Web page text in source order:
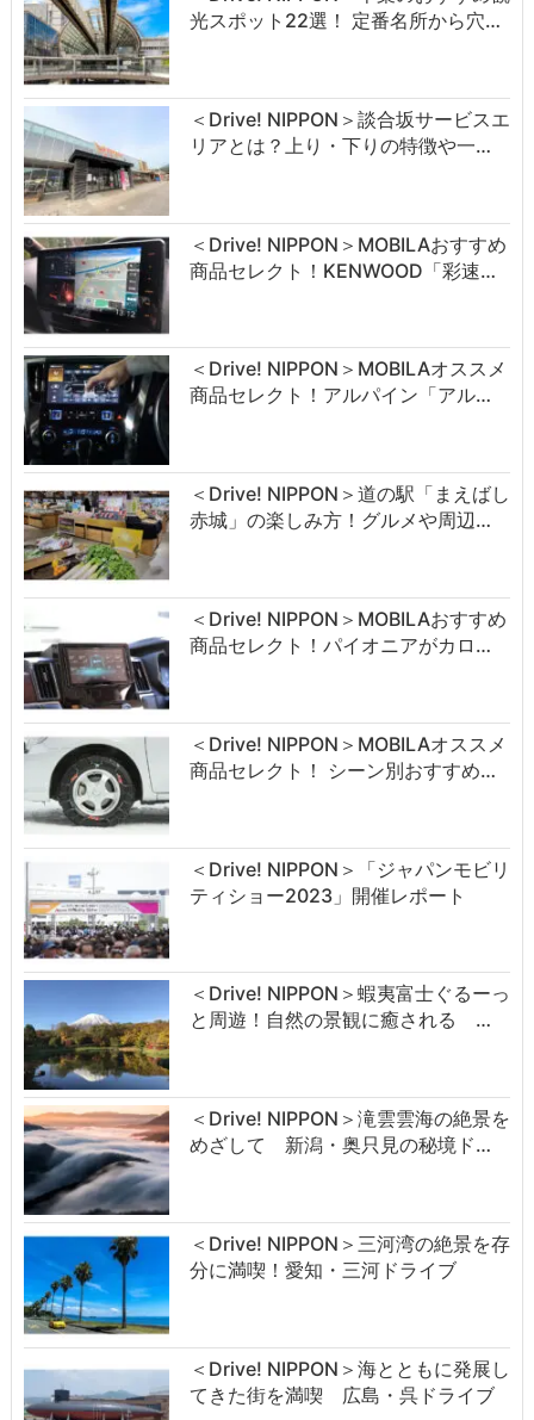
光スポット22選！ 定番名所から穴…
＜Drive! NIPPON＞談合坂サービスエ
リアとは？上り・下りの特徴や一…
＜Drive! NIPPON＞MOBILAおすすめ
商品セレクト！KENWOOD「彩速…
＜Drive! NIPPON＞MOBILAオススメ
商品セレクト！アルパイン「アル…
＜Drive! NIPPON＞道の駅「まえばし
赤城」の楽しみ方！グルメや周辺…
＜Drive! NIPPON＞MOBILAおすすめ
商品セレクト！パイオニアがカロ…
＜Drive! NIPPON＞MOBILAオススメ
商品セレクト！ シーン別おすすめ…
＜Drive! NIPPON＞「ジャパンモビリ
ティショー2023」開催レポート
＜Drive! NIPPON＞蝦夷富士ぐるーっ
と周遊！自然の景観に癒される …
＜Drive! NIPPON＞滝雲雲海の絶景を
めざして 新潟・奥只見の秘境ド…
＜Drive! NIPPON＞三河湾の絶景を存
分に満喫！愛知・三河ドライブ
＜Drive! NIPPON＞海とともに発展し
てきた街を満喫 広島・呉ドライブ